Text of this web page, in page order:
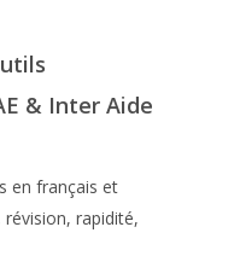
& Inter Aide
en français et
rapidité,